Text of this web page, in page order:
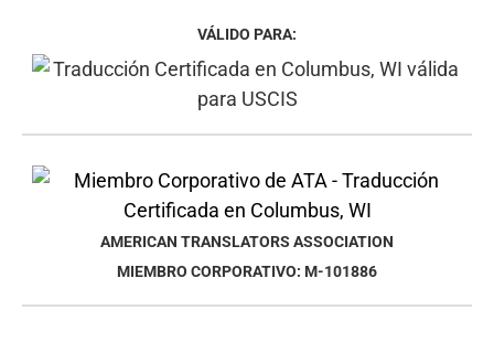
VÁLIDO PARA:
AMERICAN TRANSLATORS ASSOCIATION
MIEMBRO CORPORATIVO: M-101886